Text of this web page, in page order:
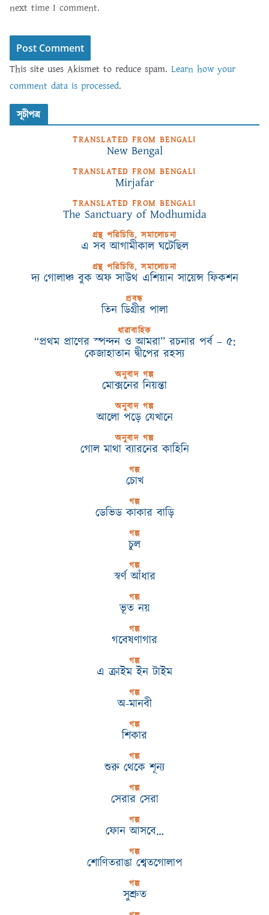
next time I comment.
This site uses Akismet to reduce spam. Learn how your
comment data is processed.
সূচীপত্র
TRANSLATED FROM BENGALI
New Bengal
TRANSLATED FROM BENGALI
Mirjafar
TRANSLATED FROM BENGALI
The Sanctuary of Modhumida
গ্রন্থ পরিচিতি, সমালোচনা
এ সব আগামীকাল ঘটেছিল
গ্রন্থ পরিচিতি, সমালোচনা
দ্য গোলাঞ্চ বুক অফ সাউথ এশিয়ান সায়েন্স ফিকশন
প্রবন্ধ
তিন ডিগ্রীর পালা
ধারাবাহিক
“প্রথম প্রাণের স্পন্দন ও আমরা” রচনার পর্ব – ৫:
কেজাহাতান দ্বীপের রহস্য
অনুবাদ গল্প
মোক্সনের নিয়ন্তা
অনুবাদ গল্প
আলো পড়ে যেখানে
অনুবাদ গল্প
গোল মাথা ব্যারনের কাহিনি
গল্প
চোখ
গল্প
ডেভিড কাকার বাড়ি
গল্প
চুল
গল্প
স্বর্ণ আঁধার
গল্প
ভূত নয়
গল্প
গবেষণাগার
গল্প
এ ক্রাইম ইন টাইম
গল্প
অ-মানবী
গল্প
শিকার
গল্প
শুরু থেকে শূন্য
গল্প
সেরার সেরা
গল্প
ফোন আসবে…
গল্প
শোণিতরাঙা শ্বেতগোলাপ
গল্প
সুশ্রুত